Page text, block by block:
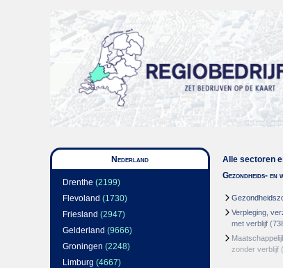
Nederland
Drenthe (2199)
Flevoland (1730)
Friesland (2947)
Gelderland (9666)
Groningen (2248)
Limburg (4667)
Alle sectoren
Gezondheids- en
Verpleging,
met verblijf
zonder verblijf